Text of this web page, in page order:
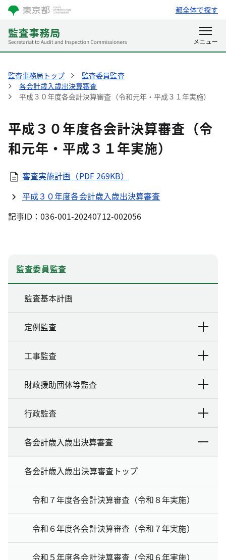
都全体で探す
監査事務局トップ
監査委員監査
各会計歳入歳出決算審査
平成３０年度各会計決算審査（令和元年・平成３１年実施）
平成３０年度各会計決算審査（令
和元年・平成３１年実施）
審査実施計画（PDF 269KB）
平成３０年度各会計歳入歳出決算審査
記事ID：036-001-20240712-002056
監査委員監査
監査基本計画
定例監査
工事監査
財政援助団体等監査
行政監査
各会計歳入歳出決算審査
各会計歳入歳出決算審査トップ
令和７年度各会計決算審査（令和８年実施）
令和６年度各会計決算審査（令和７年実施）
令和５年度各会計決算審査（令和６年実施）